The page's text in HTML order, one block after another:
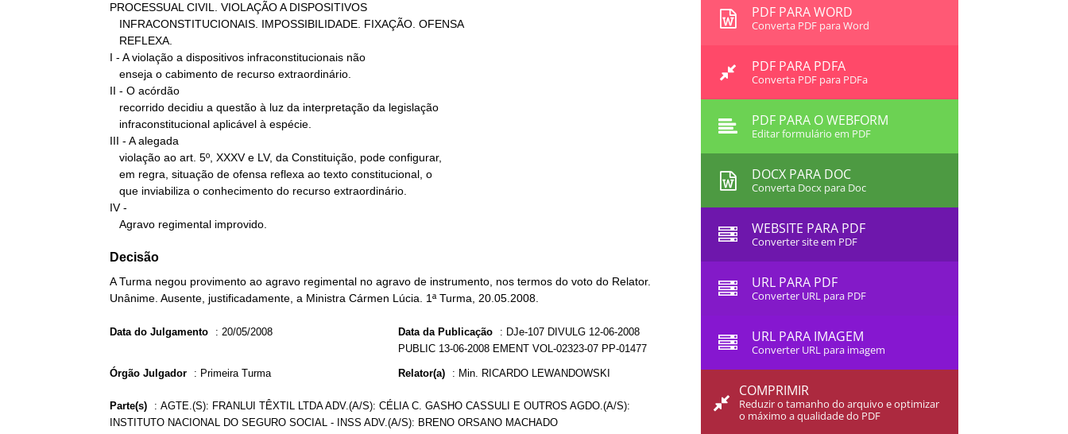
PROCESSUAL CIVIL. VIOLAÇÃO A DISPOSITIVOS
I - A violação a dispositivos infraconstitucionais não
II - O acórdão
III - A alegada
IV -
   Agravo regimental improvido.
Decisão
A Turma negou provimento ao agravo regimental no agravo de instrumento, nos termos do voto do Relator.
Unânime. Ausente, justificadamente, a Ministra Cármen Lúcia. 1ª Turma, 20.05.2008.
Data do Julgamento : 20/05/2008 Data da Publicação : DJe-107 DIVULG 12-06-2008
PUBLIC 13-06-2008 EMENT VOL-02323-07 PP-01477
Órgão Julgador : Primeira Turma Relator(a) : Min. RICARDO LEWANDOWSKI
Parte(s) : AGTE.(S): FRANLUI TÊXTIL LTDA ADV.(A/S): CÉLIA C. GASHO CASSULI E OUTROS AGDO.(A/S):
INSTITUTO NACIONAL DO SEGURO SOCIAL - INSS ADV.(A/S): BRENO ORSANO MACHADO
PDF PARA WORD
Converta PDF para Word
PDF PARA PDFA
Converta PDF para PDFa
PDF PARA O WEBFORM
Editar formulário em PDF
DOCX PARA DOC
Converta Docx para Doc
WEBSITE PARA PDF
Converter site em PDF
URL PARA PDF
Converter URL para PDF
URL PARA IMAGEM
Converter URL para imagem
COMPRIMIR
Reduzir o tamanho do arquivo e optimizar
o máximo a qualidade do PDF